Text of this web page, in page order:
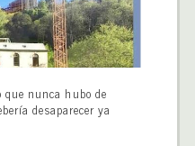
que nunca hubo de
desaparecer ya